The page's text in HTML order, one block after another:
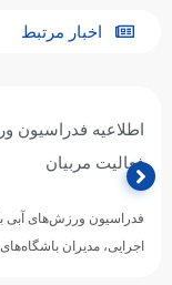
اخبار مرتبط
اطلاعیه فدراسیون
فعالیت مربیان
فدراسیون ورزش‌های آبی
اجرایی، مدیران